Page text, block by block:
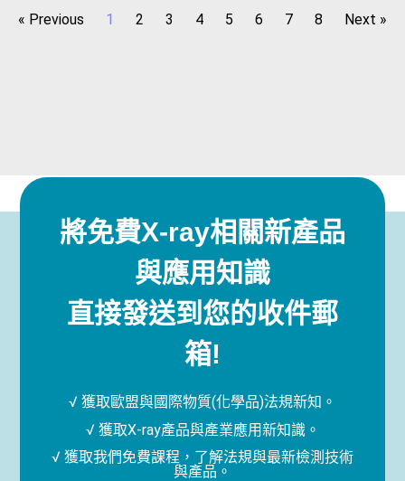
« Previous 1 2 3 4 5 6 7 8 Next »
將免費X-ray相關新產品
與應用知識
直接發送到您的收件郵
箱!
√ 獲取歐盟與國際物質(化學品)法規新知。
√ 獲取X-ray產品與產業應用新知識。
√ 獲取我們免費課程，了解法規與最新檢測技術
與產品。